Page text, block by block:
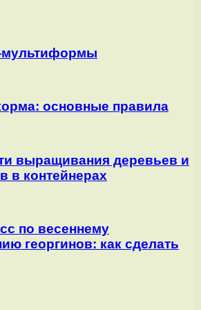
мультиформы
основные правила
выращивания деревьев и
в контейнерах
по весеннему
георгинов: как сделать